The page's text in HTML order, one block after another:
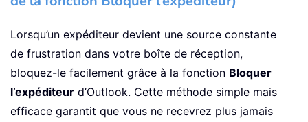
Lorsqu’un expéditeur devient une source constante
de frustration dans votre boîte de réception,
bloquez-le facilement grâce à la fonction Bloquer
l’expéditeur d’Outlook. Cette méthode simple mais
efficace garantit que vous ne recevrez plus jamais